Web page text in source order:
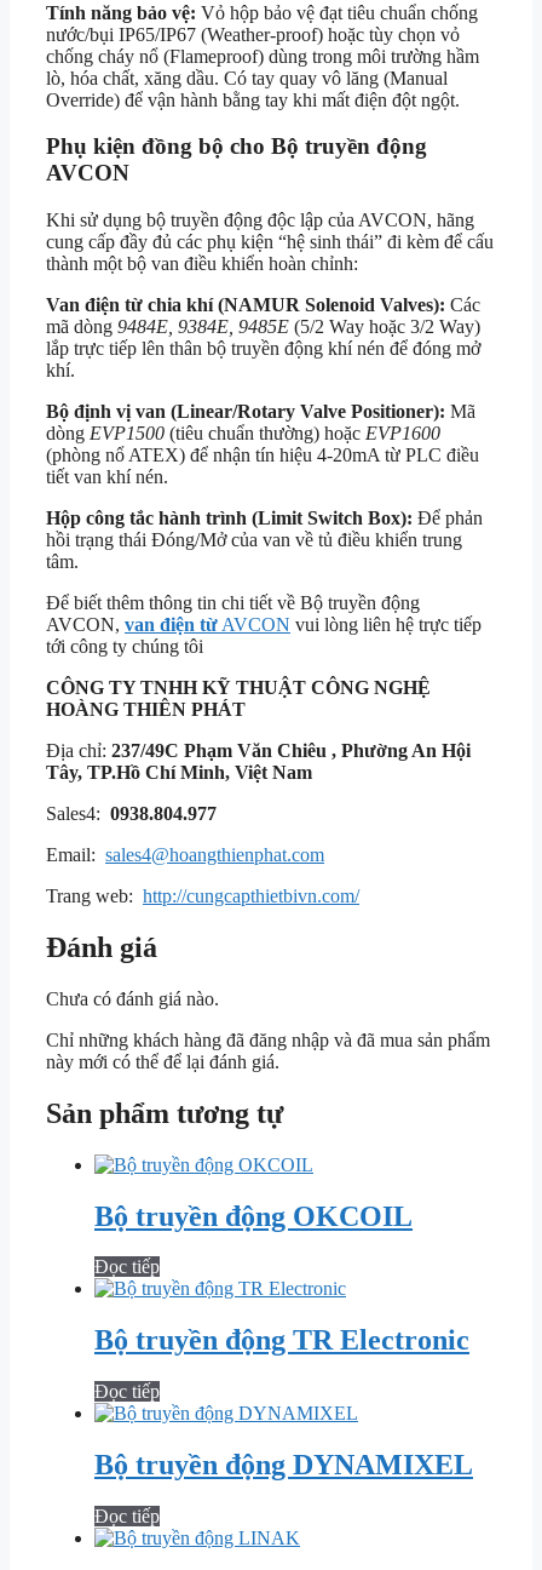
Tính năng bảo vệ: Vỏ hộp bảo vệ đạt tiêu chuẩn chống
nước/bụi IP65/IP67 (Weather-proof) hoặc tùy chọn vỏ
chống cháy nổ (Flameproof) dùng trong môi trường hầm
lò, hóa chất, xăng dầu. Có tay quay vô lăng (Manual
Override) để vận hành bằng tay khi mất điện đột ngột.
Phụ kiện đồng bộ cho Bộ truyền động
AVCON
Khi sử dụng bộ truyền động độc lập của AVCON, hãng
cung cấp đầy đủ các phụ kiện “hệ sinh thái” đi kèm để cấu
thành một bộ van điều khiển hoàn chỉnh:
Van điện từ chia khí (NAMUR Solenoid Valves): Các
mã dòng 9484E, 9384E, 9485E (5/2 Way hoặc 3/2 Way)
lắp trực tiếp lên thân bộ truyền động khí nén để đóng mở
khí.
Bộ định vị van (Linear/Rotary Valve Positioner): Mã
dòng EVP1500 (tiêu chuẩn thường) hoặc EVP1600
(phòng nổ ATEX) để nhận tín hiệu 4-20mA từ PLC điều
tiết van khí nén.
Hộp công tắc hành trình (Limit Switch Box): Để phản
hồi trạng thái Đóng/Mở của van về tủ điều khiển trung
tâm.
Để biết thêm thông tin chi tiết về Bộ truyền động
AVCON, van điện từ AVCON vui lòng liên hệ trực tiếp
tới công ty chúng tôi
CÔNG TY TNHH KỸ THUẬT CÔNG NGHỆ
HOÀNG THIÊN PHÁT
Địa chỉ: 237/49C Phạm Văn Chiêu , Phường An Hội
Tây, TP.Hồ Chí Minh, Việt Nam
Sales4: 0938.804.977
Email: sales4@hoangthienphat.com
Trang web: http://cungcapthietbivn.com/
Đánh giá
Chưa có đánh giá nào.
Chỉ những khách hàng đã đăng nhập và đã mua sản phẩm
này mới có thể để lại đánh giá.
Sản phẩm tương tự
Bộ truyền động OKCOIL
Đọc tiếp
Bộ truyền động TR Electronic
Đọc tiếp
Bộ truyền động DYNAMIXEL
Đọc tiếp